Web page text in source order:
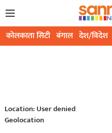
कोलकाता सिटी बंगाल देश/विदेश
Location: User denied
Geolocation